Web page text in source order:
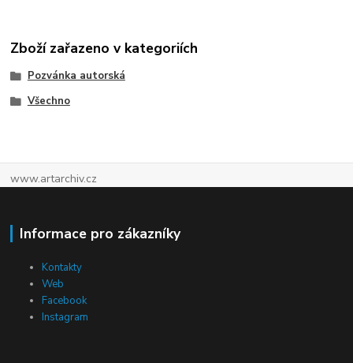
Zboží zařazeno v kategoriích
Pozvánka autorská
Všechno
www.artarchiv.cz
Informace pro zákazníky
Kontakty
Web
Facebook
Instagram